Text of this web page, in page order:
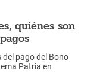
quiénes son
pago del Bono
Patria en